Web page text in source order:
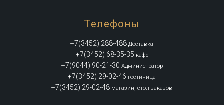
Телефоны
+7(3452) 288-488 Доставка
+7(3452) 68-35-35 кафе
+7(9044) 90-21-30 Администратор
+7(3452) 29-02-46 гостиница
+7(3452) 29-02-48 магазин, стол заказов